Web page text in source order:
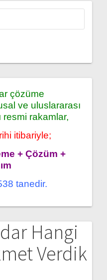
çözüme
ve uluslararası
resmi rakamlar,
itibariyle;
+ Çözüm +
tanedir.
Hangi
Verdik